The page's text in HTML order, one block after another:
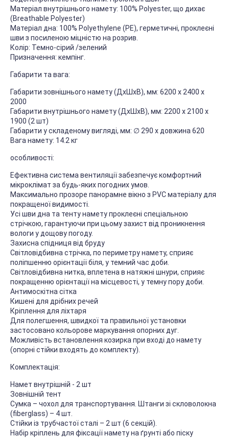
Матеріал внутрішнього намету: 100% Polyester, що дихає
(Breathable Polyester)
Матеріал дна: 100% Polyethylene (PE), герметичні, проклеєні
шви з посиленою міцністю на розрив.
Колір: Темно-сірий /зелений
Призначення: кемпінг.
Габарити та вага:
Габарити зовнішнього намету (ДхШхВ), мм: 6200 x 2400 x
2000
Габарити внутрішнього намету (ДхШхВ), мм: 2200 x 2100 x
1900 (2 шт)
Габарити у складеному вигляді, мм: ∅ 290 x довжина 620
Вага намету: 14.2 кг
особливості:
Ефективна система вентиляції забезпечує комфортний
мікроклімат за будь-яких погодних умов.
Максимально прозоре панорамне вікно з PVC матеріалу для
покращеної видимості.
Усі шви дна та тенту намету проклеєні спеціальною
стрічкою, гарантуючи при цьому захист від проникнення
вологи у дощову погоду.
Захисна спідниця від бруду
Світловідбивна стрічка, по периметру намету, сприяє
поліпшенню орієнтації біля, у темний час доби.
Світловідбивна нитка, вплетена в натяжні шнури, сприяє
покращенню орієнтації на місцевості, у темну пору доби.
Антимоскітна сітка
Кишені для дрібних речей
Кріплення для ліхтаря
Для полегшення, швидкої та правильної установки
застосовано кольорове маркування опорних дуг.
Можливість встановлення козирка при вході до намету
(опорні стійки входять до комплекту).
Комплектація:
Намет внутрішній - 2 шт
Зовнішній тент
Сумка – чохол для транспортування. Штанги зі скловолокна
(fiberglass) – 4 шт.
Стійки із трубчастої сталі – 2 шт (6 секцій).
Набір кріплень для фіксації намету на ґрунті або піску